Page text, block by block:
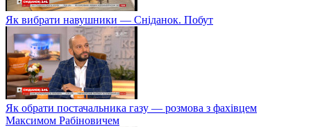
Як вибрати навушники — Сніданок. Побут
Як обрати постачальника газу — розмова з фахівцем
Максимом Рабіновичем